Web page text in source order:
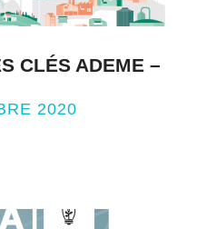
CLÉS ADEME –
2020